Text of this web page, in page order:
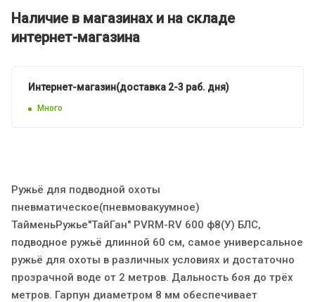
Наличие в магазинах и на складе
интернет-магазина
Интернет-магазин(доставка 2-3 раб. дня)
Много
Ружьё для подводной охоты
пневматическое(пневмовакуумное)
ТайменьРужье"ТайГан" PVRM-RV 600 ф8(У) БЛС,
подводное ружьё длинной 60 см, самое универсальное
ружьё для охоты в различных условиях и достаточно
прозрачной воде от 2 метров. Дальность боя до трёх
метров. Гарпун диаметром 8 мм обеспечивает